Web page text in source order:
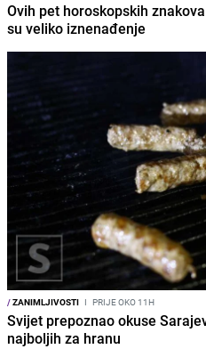
Ovih pet horoskopskih
su veliko iznenađenje
/ZANIMLJIVOSTI I PRIJE OKO 11H
Svijet prepoznao okuse
najboljih za hranu